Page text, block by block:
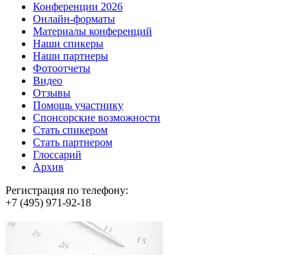
Конференции 2026
Онлайн-форматы
Материалы конференций
Наши спикеры
Наши партнеры
Фотоотчеты
Видео
Отзывы
Помощь участнику
Спонсорские возможности
Стать спикером
Стать партнером
Глоссарий
Архив
Регистрация по телефону:
+7 (495) 971-92-18